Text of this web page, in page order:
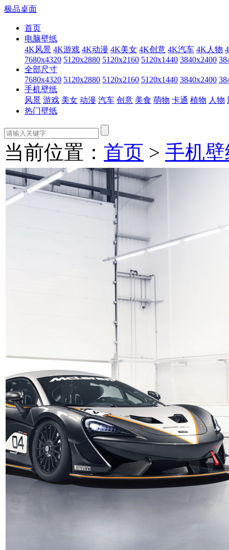
极品桌面
首页
电脑壁纸
4K风景 4K游戏 4K动漫 4K美女 4K创意 4K汽车 4K人物
7680x4320 5120x2880 5120x2160 5120x1440 3840x2400
全部尺寸
7680x4320 5120x2880 5120x2160 5120x1440 3840x2400
手机壁纸
风景 游戏 美女 动漫 汽车 创意 美食 萌物 卡通 植物 人物
热门壁纸
当前位置： 首页 > 手机